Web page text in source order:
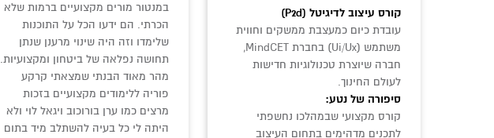
במנטור מורים מקצועיים ברמות שלא
הכרתי. הם ידעו הכל על התוכנות
שלימדו וזה היה שינוי מרענן שנתן
תחושה נפלאה של ביטחון ומקצועיות.
מהר מאוד הבנתי שמצאתי קרקע
פוריה ללימודים מקצועיים בזכות
מרצים כמו ערן בורוכוב ויגאל לוי ולא
היתה לי כל בעיה להשתלב מיד בתום
קורס עיצוב לדיגיטל (P2d)
עובדת כיום כמעצבת ממשקים וחווית
משתמש (Ui/Ux) בחברת MindCET,
חברה שיוצרת טכנולוגיות חדישות
לעולם החינוך.
סיפורה של נטע:
קורס מקצועי שבמהלכו נחשפתי
לתכנים מדהימים בתחום העיצוב